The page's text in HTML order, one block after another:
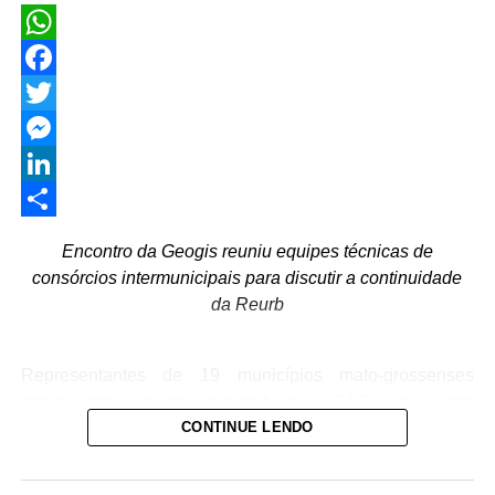
WhatsApp
Facebook
Twitter
Messenger
LinkedIn
Encontro da Geogis reuniu equipes técnicas de
consórcios intermunicipais para discutir a continuidade
da Reurb
capacitação voltada às Diretrizes para Continuidade da
(Reurb). O encontro reuniu equipes técnicas dos
CONTINUE LENDO